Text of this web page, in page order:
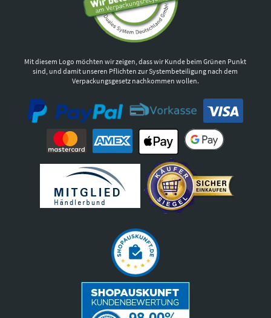
Mit diesem Logo möchten wir zeigen, dass wir Kunde beim Grünen Punkt
sind, und damit unseren Pflichten zur Systembeteiligung nach dem
Verpackungsgesetz nachkommen wollen.